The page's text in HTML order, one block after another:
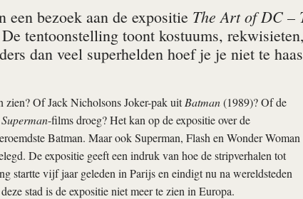
een bezoek aan de expositie The Art of DC –
tentoonstelling toont kostuums,
dan veel superhelden hoef je je niet te
Of Jack Nicholsons Joker-pak uitBatman(1989)? Of de
Superman-films droeg? Het kan op de expositie over de
Batman. Maar ook Superman, Flash en Wonder Woman
De expositie geeft een indruk van hoe de stripverhalen tot
startte vijf jaar geleden in Parijs en eindigt nu na wereldsteden
stad is de expositie niet meer te zien in Europa.